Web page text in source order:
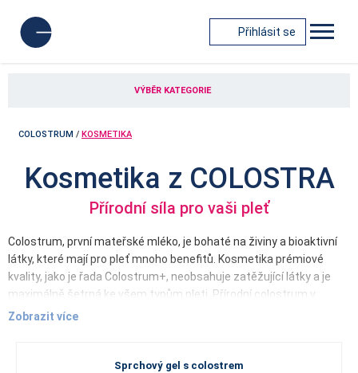
Přihlásit se
VÝBĚR KATEGORIE
COLOSTRUM / KOSMETIKA
Kosmetika z COLOSTRA
Přírodní síla pro vaši pleť
Colostrum, první mateřské mléko, je bohaté na živiny a bioaktivní
látky, které mají pro pleť mnoho benefitů. Kosmetika prémiové
kvality, jako je řada Colostrum+, neobsahuje zatěžující látky a je
maximálně šetrná ke všem typům pleti. Přírodní colostrum v
těchto produktech zajišťuje komplexní péči o pleť, dodává jí
látek svrchní vrstvou pokožky.
Zobrazit více
Sprchový gel s colostrem